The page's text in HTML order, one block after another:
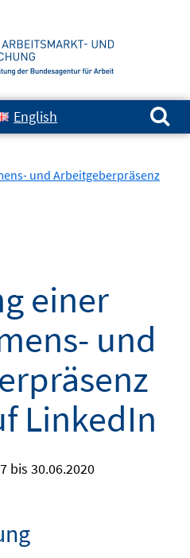
English
Suchen nach:
und Arbeitgeberpräsenz
einer
und
LinkedIn
bis 30.06.2020